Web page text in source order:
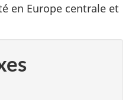
en Europe centrale et